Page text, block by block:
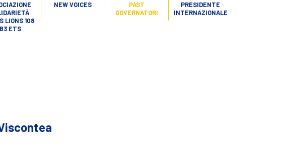
LIONS 108
ETS
NEW VOICES
PAST
GOVERNATORI
PRESIDENTE
INTERNAZIONALE